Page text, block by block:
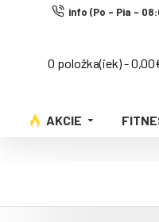
info (Po - Pia -
0 položka(iek) -
AKCIE